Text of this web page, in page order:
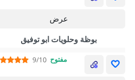
عرض
بوظة وحلويات ابو توفيق
9/10 مفتوح